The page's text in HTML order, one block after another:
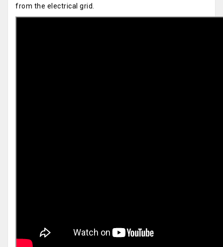
from the electrical grid.